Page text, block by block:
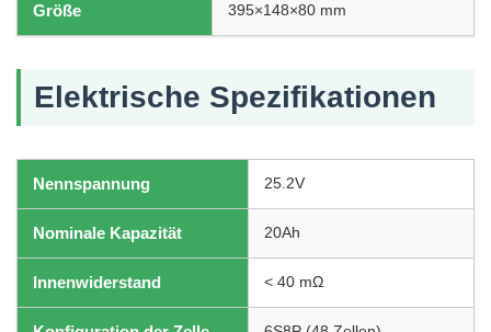
Größe 395×148×80 mm
Elektrische Spezifikationen
Nennspannung 25.2V
Nominale Kapazität 20Ah
Innenwiderstand < 40 mΩ